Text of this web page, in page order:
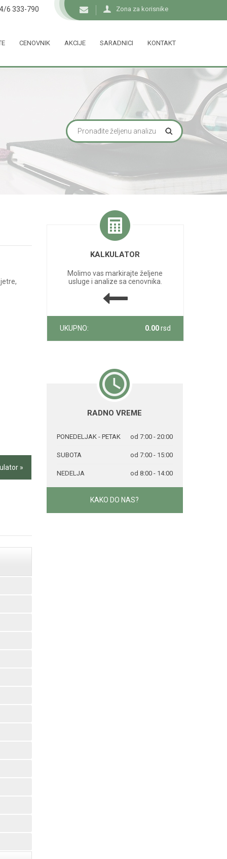
Zona za korisnike
6 333-790
CENOVNIK AKCIJE SARADNICI KONTAKT
»
KALKULATOR
Molimo vas markirajte željene
usluge i analize sa cenovnika.
UKUPNO: 0.00rsd
RADNO VREME
PONEDELJAK - PETAK od 7:00 - 20:00
SUBOTA od 7:00 - 15:00
NEDELJA od 8:00 - 14:00
KAKO DO NAS?